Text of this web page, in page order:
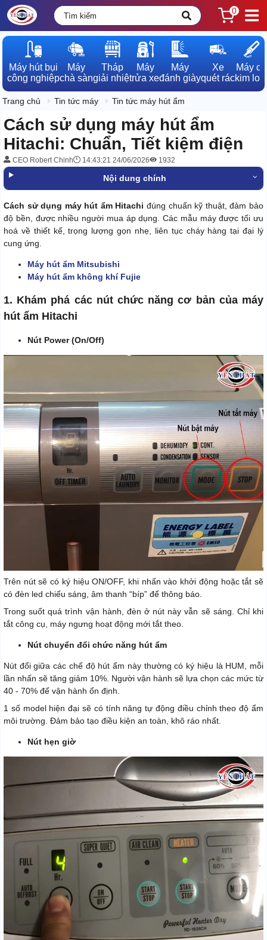
0
Máy hút bụi
công nghiệp
Máy
chà sàn
Tháp
giải nhiệt
Máy
rửa xe
Máy
đánh giày
Xe
quét rác
Máy dò
kim loại
Trang chủ Tin tức máy Tin tức máy hút ẩm
Cách sử dụng máy hút ẩm
Hitachi: Chuẩn, Tiết kiệm điện
CEO Robert Chinh 14:43:21 24/06/2026 1932
Nội dung chính
Cách sử dụng máy hút ẩm Hitachi đúng chuẩn kỹ thuật, đảm bảo
độ bền, được nhiều người mua áp dụng. Các mẫu máy được tối ưu
hoá về thiết kế, trọng lượng gọn nhẹ, liên tục cháy hàng tại đại lý
cung ứng.
Máy hút ẩm Mitsubishi
Máy hút ẩm không khí Fujie
1. Khám phá các nút chức năng cơ bản của máy
hút ẩm Hitachi
Nút Power (On/Off)
Trên nút sẽ có ký hiệu ON/OFF, khi nhấn vào khởi động hoặc tắt sẽ
có đèn led chiếu sáng, âm thanh “bíp” để thông báo.
Trong suốt quá trình vận hành, đèn ở nút này vẫn sẽ sáng. Chỉ khi
tắt công cụ, máy ngưng hoạt động mới tắt theo.
Nút chuyển đổi chức năng hút ẩm
Nút đổi giữa các chế độ hút ẩm này thường có ký hiệu là HUM, mỗi
lần nhấn sẽ tăng giảm 10%. Người vận hành sẽ lựa chọn các mức từ
40 - 70% để vận hành ổn định.
1 số model hiện đại sẽ có tính năng tự động điều chỉnh theo độ ẩm
môi trường. Đảm bảo tạo điều kiện an toàn, khô ráo nhất.
Nút hẹn giờ